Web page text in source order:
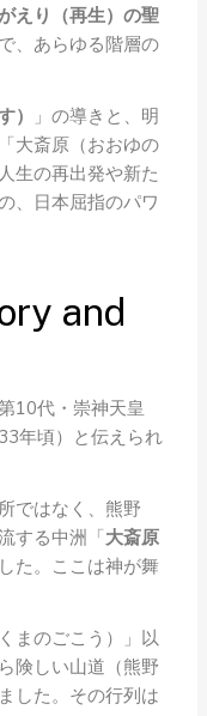
えり（再生）の聖
、あらゆる階層の
）
」の導きと、明
大斎原（おおゆの
生の再出発や新た
、日本屈指のパワ
and
10代・崇神天皇
年頃）と伝えられ
ではなく、熊野
する中洲「大斎原
た。ここは神が舞
まのごこう）」以
険しい山道（熊野
した。その行列は